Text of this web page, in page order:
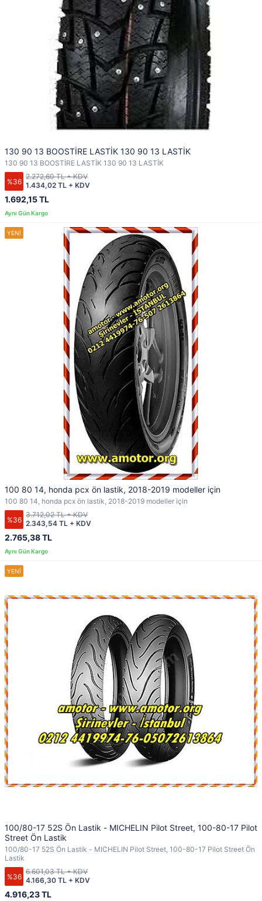
130 90 13 BOOSTİRE LASTİK 130 90 13 LASTİK
130 90 13 BOOSTİRE LASTİK 130 90 13 LASTİK
%36
1.692,15 TL
1.434,02 TL + KDV
2.272,60 TL + KDV
100 80 14, honda pcx ön lastik, 2018-2019 modeller için
100 80 14, honda pcx ön lastik, 2018-2019 modeller için
%36
2.765,38 TL
2.343,54 TL + KDV
3.712,02 TL + KDV
100/80-17 52S Ön Lastik - MICHELIN Pilot Street, 100-80-17 Pilot
Street Ön Lastik
100/80-17 52S Ön Lastik - MICHELIN Pilot Street, 100-80-17 Pilot Street Ön
Lastik
%36
4.916,23 TL
4.166,30 TL + KDV
6.601,03 TL + KDV